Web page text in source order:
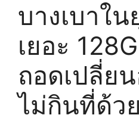
บางเบาใ
เยอะ
ถอดเปลี่ย
ไม่กินที่ด้วย